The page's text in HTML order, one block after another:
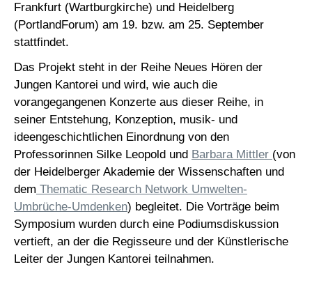
Frankfurt (Wartburgkirche) und Heidelberg
(PortlandForum) am 19. bzw. am 25. September
stattfindet.
Das Projekt steht in der Reihe Neues Hören der
Jungen Kantorei und wird, wie auch die
vorangegangenen Konzerte aus dieser Reihe, in
seiner Entstehung, Konzeption, musik- und
ideengeschichtlichen Einordnung von den
Professorinnen Silke Leopold und Barbara Mittler (von
der Heidelberger Akademie der Wissenschaften und
dem Thematic Research Network Umwelten-
Umbrüche-Umdenken) begleitet. Die Vorträge beim
Symposium wurden durch eine Podiumsdiskussion
vertieft, an der die Regisseure und der Künstlerische
Leiter der Jungen Kantorei teilnahmen.